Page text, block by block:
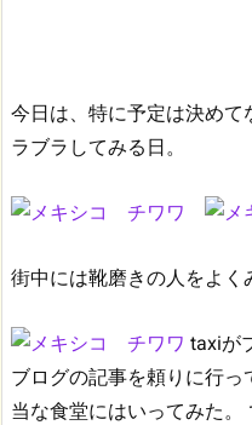
今日は、特に予定は決め
ラブラしてみる日。
街中には靴磨きの人をよく
taxiが
ブログの記事を頼りに行っ
当な食堂にはいってみた。